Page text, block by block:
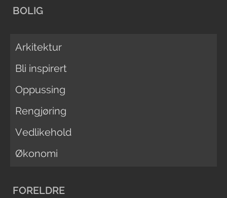
BOLIG
Arkitektur
Bli inspirert
Oppussing
Rengjøring
Vedlikehold
Økonomi
FORELDRE